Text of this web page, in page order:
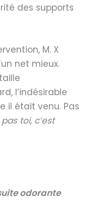
des supports
M. X
net mieux.
l’indésirable
il était venu. Pas
pas toi, c’est
odorante